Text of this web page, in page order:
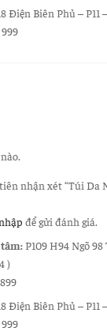
Điện Biên Phủ – P11
nhận xét “Túi Da
để gửi đánh giá.
P109 H94 Ngõ
)
Điện Biên Phủ – P11